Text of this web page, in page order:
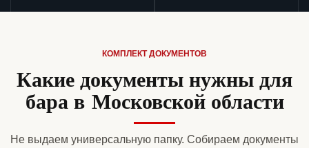
КОМПЛЕКТ ДОКУМЕНТОВ
Какие документы нужны для
бара в Московской области
Не выдаем универсальную папку. Собираем документы